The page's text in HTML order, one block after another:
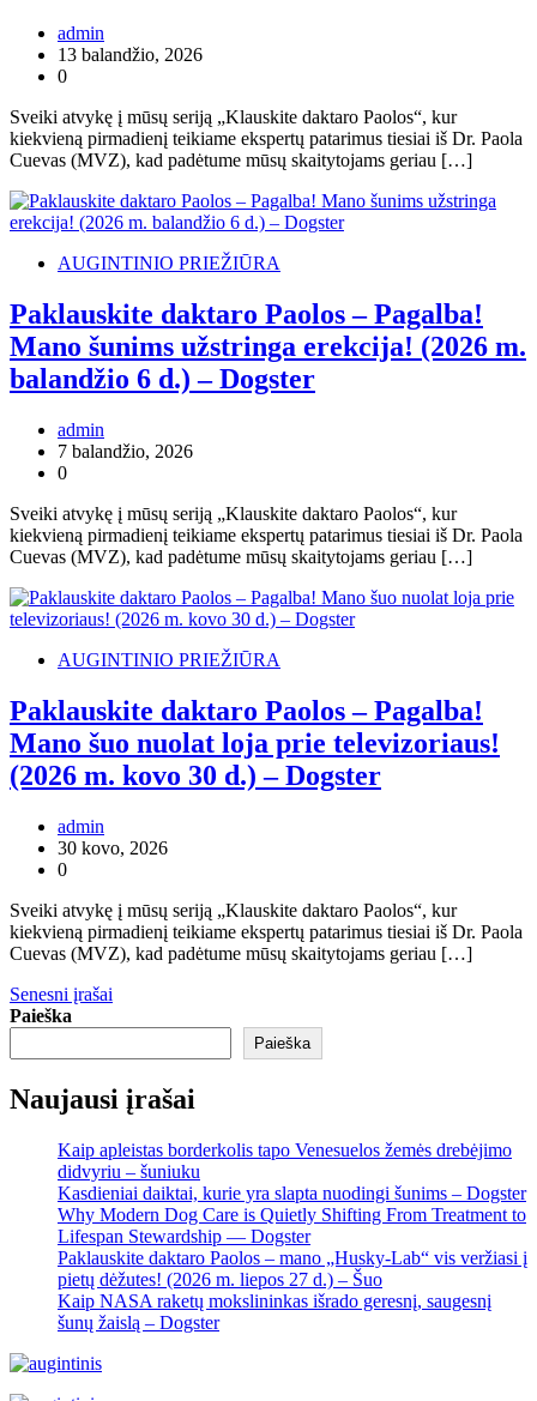
admin
13 balandžio, 2026
0
Sveiki atvykę į mūsų seriją „Klauskite daktaro Paolos“, kur
kiekvieną pirmadienį teikiame ekspertų patarimus tiesiai iš Dr. Paola
Cuevas (MVZ), kad padėtume mūsų skaitytojams geriau […]
AUGINTINIO PRIEŽIŪRA
Paklauskite daktaro Paolos – Pagalba!
Mano šunims užstringa erekcija! (2026 m.
balandžio 6 d.) – Dogster
admin
7 balandžio, 2026
0
Sveiki atvykę į mūsų seriją „Klauskite daktaro Paolos“, kur
kiekvieną pirmadienį teikiame ekspertų patarimus tiesiai iš Dr. Paola
Cuevas (MVZ), kad padėtume mūsų skaitytojams geriau […]
AUGINTINIO PRIEŽIŪRA
Paklauskite daktaro Paolos – Pagalba!
Mano šuo nuolat loja prie televizoriaus!
(2026 m. kovo 30 d.) – Dogster
admin
30 kovo, 2026
0
Sveiki atvykę į mūsų seriją „Klauskite daktaro Paolos“, kur
kiekvieną pirmadienį teikiame ekspertų patarimus tiesiai iš Dr. Paola
Cuevas (MVZ), kad padėtume mūsų skaitytojams geriau […]
Navigacija
tarp
įrašų
Senesni įrašai
Paieška
Paieška
Naujausi įrašai
Kaip apleistas borderkolis tapo Venesuelos žemės drebėjimo
didvyriu – šuniuku
Kasdieniai daiktai, kurie yra slapta nuodingi šunims – Dogster
Why Modern Dog Care is Quietly Shifting From Treatment to
Lifespan Stewardship — Dogster
Paklauskite daktaro Paolos – mano „Husky-Lab“ vis veržiasi į
pietų dėžutes! (2026 m. liepos 27 d.) – Šuo
Kaip NASA raketų mokslininkas išrado geresnį, saugesnį
šunų žaislą – Dogster